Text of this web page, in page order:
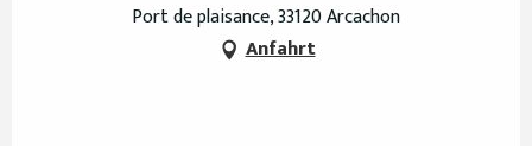
Port de plaisance, 33120 Arcachon
Anfahrt